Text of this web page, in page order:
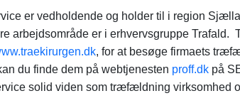
er vedholdende og holder til i region
er i erhvervsgruppe Trafald.
, for at besøge firmaets
du finde dem på webtjenesten proff.dk på
solid viden som træfældning virksomhed